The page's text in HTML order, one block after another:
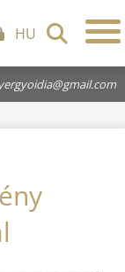
HU